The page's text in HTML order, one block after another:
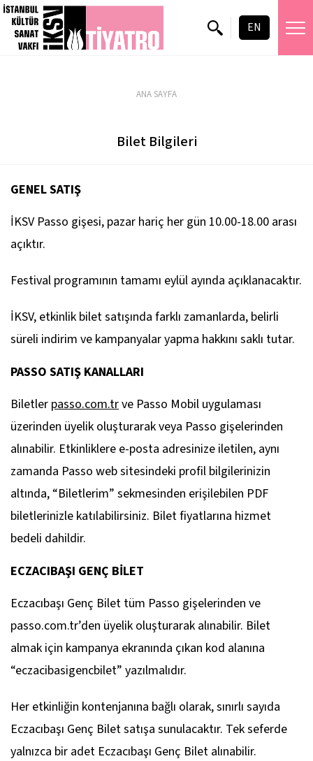
EN
ANA SAYFA
Bilet Bilgileri
GENEL SATIŞ
İKSV Passo gişesi, pazar hariç her gün 10.00-18.00 arası
açıktır.
Festival programının tamamı eylül ayında açıklanacaktır.
İKSV, etkinlik bilet satışında farklı zamanlarda, belirli
süreli indirim ve kampanyalar yapma hakkını saklı tutar.
PASSO SATIŞ KANALLARI
Biletler passo.com.trve Passo Mobil uygulaması
üzerinden üyelik oluşturarak veya Passo gişelerinden
alınabilir. Etkinliklere e-posta adresinize iletilen, aynı
zamanda Passo web sitesindeki profil bilgilerinizin
altında, “Biletlerim” sekmesinden erişilebilen PDF
biletlerinizle katılabilirsiniz. Bilet fiyatlarına hizmet
bedeli dahildir.
ECZACIBAŞI GENÇ BİLET
Eczacıbaşı Genç Bilet tüm Passo gişelerinden ve
passo.com.tr’den üyelik oluşturarak alınabilir. Bilet
almak için kampanya ekranında çıkan kod alanına
“eczacibasigencbilet” yazılmalıdır.
Her etkinliğin kontenjanına bağlı olarak, sınırlı sayıda
Eczacıbaşı Genç Bilet satışa sunulacaktır. Tek seferde
yalnızca bir adet Eczacıbaşı Genç Bilet alınabilir.